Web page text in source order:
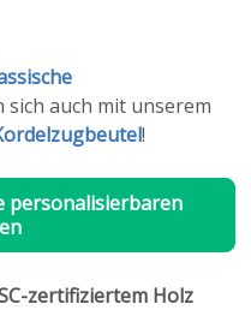
sich auch mit unserem
!
personalisierbaren
zertifiziertem Holz